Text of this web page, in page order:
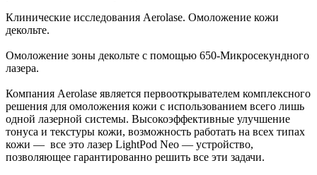
Клинические исследования Aerolase. Омоложение кожи
декольте.
Омоложение зоны декольте с помощью 650-Микросекундного
лазера.
Компания Aerolase является первооткрывателем комплексного
решения для омоложения кожи с использованием всего лишь
одной лазерной системы. Высокоэффективные улучшение
тонуса и текстуры кожи, возможность работать на всех типах
кожи — все это лазер LightPod Neo — устройство,
позволяющее гарантированно решить все эти задачи.